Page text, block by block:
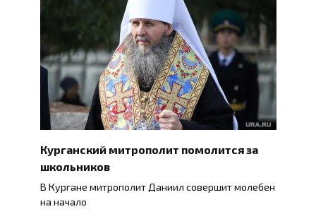
Курганский митрополит помолится за
школьников
В Кургане митрополит Даниил совершит молебен
на начало